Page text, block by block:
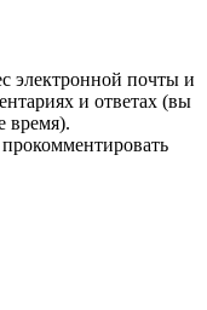
электронной почты и
и ответах (вы
время).